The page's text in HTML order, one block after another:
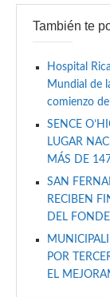
También te
Hospital
Mundial de
comienzo
SENCE
LUGAR
MÁS DE
SAN
RECIBEN
DEL
POR
EL